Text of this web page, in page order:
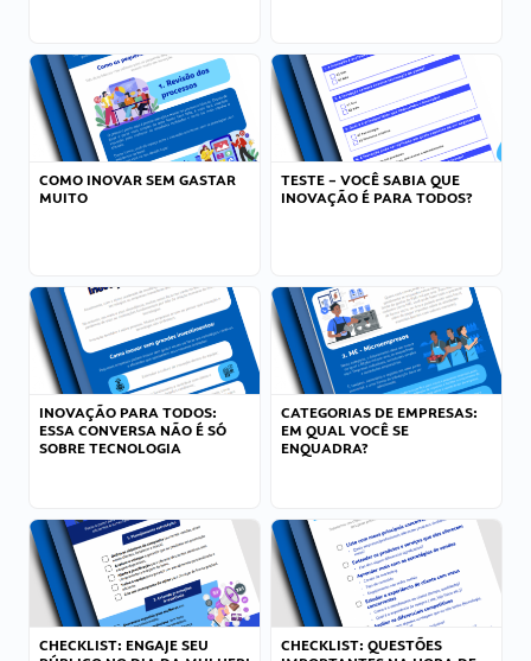
COMO INOVAR SEM GASTAR
MUITO
TESTE – VOCÊ SABIA QUE
INOVAÇÃO É PARA TODOS?
INOVAÇÃO PARA TODOS:
ESSA CONVERSA NÃO É SÓ
SOBRE TECNOLOGIA
CATEGORIAS DE EMPRESAS:
EM QUAL VOCÊ SE
ENQUADRA?
CHECKLIST: ENGAJE SEU
CHECKLIST: QUESTÕES